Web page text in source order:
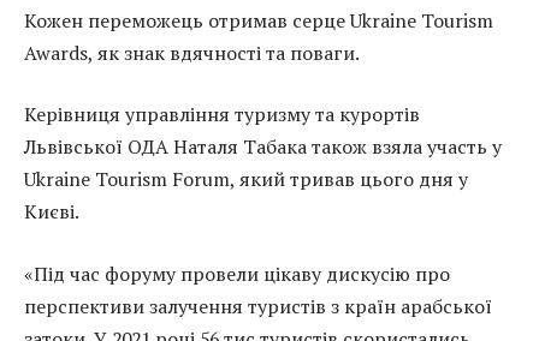
Кожен переможець отримав серце Ukraine Tourism
Awards, як знак вдячності та поваги.
Керівниця управління туризму та курортів
Львівської ОДА Наталя Табака також взяла участь у
Ukraine Tourism Forum, який тривав цього дня у
Києві.
«Під час форуму провели цікаву дискусію про
перспективи залучення туристів з країн арабської